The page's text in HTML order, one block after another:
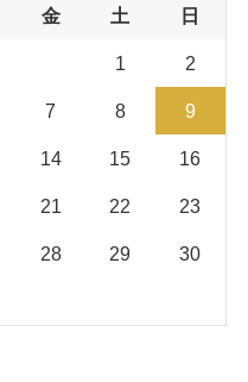
金 土 日
1 2
7 8 9
14 15 16
21 22 23
28 29 30